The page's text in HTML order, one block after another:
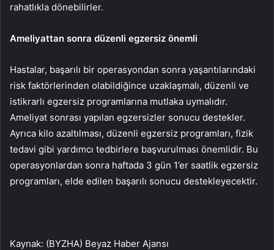
rahatlıkla dönebilirler.
Ameliyattan sonra düzenli egzersiz önemli
Hastalar, başarılı bir operasyondan sonra yaşantılarındaki
risk faktörlerinden olabildiğince uzaklaşmalı, düzenli ve
istikrarlı egzersiz programlarına mutlaka uymalıdır.
Ameliyat sonrası yapılan egzersizler sonucu destekler.
Ayrıca kilo azaltılması, düzenli egzersiz programları, fizik
tedavi gibi yardımcı tedbirlere başvurulması önemlidir. Bu
operasyonlardan sonra haftada 3 gün 1’er saatlik egzersiz
programları, elde edilen başarılı sonucu destekleyecektir.
Kaynak: (BYZHA) Beyaz Haber Ajansı